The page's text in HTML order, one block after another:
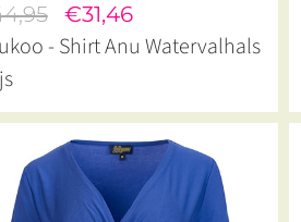
€31,46
- Shirt Anu Watervalhals